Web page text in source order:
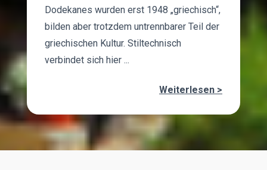
Dodekanes wurden erst 1948 „griechisch“,
bilden aber trotzdem untrennbarer Teil der
griechischen Kultur. Stiltechnisch
verbindet sich hier ...
Weiterlesen >